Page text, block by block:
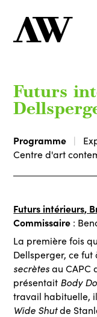
Futurs
Programme
Centre d'art
Futurs intérieurs,
Commissaire :
La première fois
Dellsperger, ce fut
secrètesau CAPC
présentait Body
travail habituelle, il
Wide Shutde